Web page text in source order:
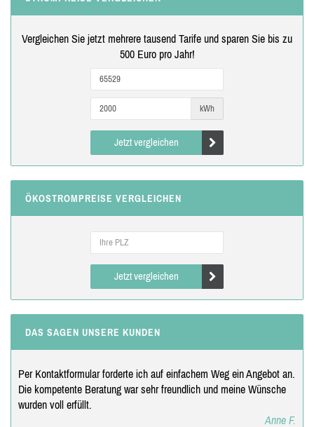
Vergleichen Sie jetzt mehrere tausend Tarife und sparen Sie bis zu
500 Euro pro Jahr!
kWh
Jetzt vergleichen
ÖKOSTROMPREISE VERGLEICHEN
Jetzt vergleichen
DAS SAGEN UNSERE KUNDEN
Per Kontaktformular forderte ich auf einfachem Weg ein Angebot an.
Die kompetente Beratung war sehr freundlich und meine Wünsche
wurden voll erfüllt.
Anne F.